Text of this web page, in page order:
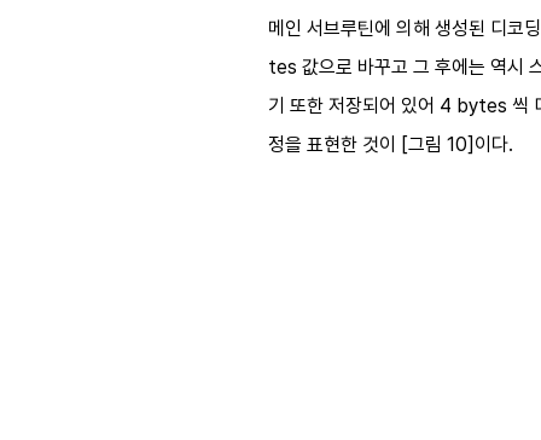
메인 서브루틴에 의해 생성된 디
tes 값으로 바꾸고 그 후에는 역시
기 또한 저장되어 있어 4 bytes 씩
정을 표현한 것이 [그림 10]이다.